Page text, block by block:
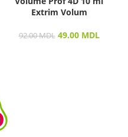
Extrim Volum
92.00MDL 49.00 MDL